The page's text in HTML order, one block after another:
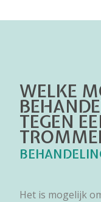
WELKE
TEGEN
Het is mogelijk